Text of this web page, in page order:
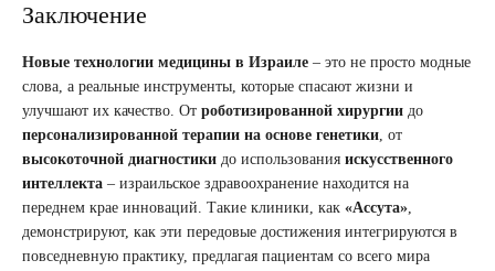
Заключение
Новые технологии медицины в Израиле – это не просто модные
слова, а реальные инструменты, которые спасают жизни и
улучшают их качество. От роботизированной хирургии до
персонализированной терапии на основе генетики, от
высокоточной диагностики до использования искусственного
интеллекта – израильское здравоохранение находится на
переднем крае инноваций. Такие клиники, как «Ассута»,
демонстрируют, как эти передовые достижения интегрируются в
повседневную практику, предлагая пациентам со всего мира